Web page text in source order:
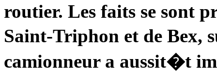
routier. Les faits se sont
Saint-Triphon et de Bex,
camionneur a aussit�t